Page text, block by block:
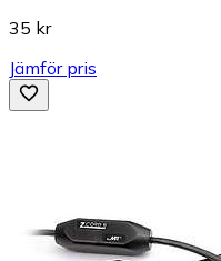
35 kr
Jämför pris